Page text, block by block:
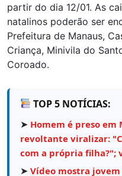
partir do dia 12/01. As
natalinos poderão ser
Prefeitura de Manaus,
Criança, Minivila do
Coroado.
TOP 5 NOTÍCIAS:
➤ Homem é preso em
revoltante viralizar:
com a própria filha?";
➤ Vídeo mostra